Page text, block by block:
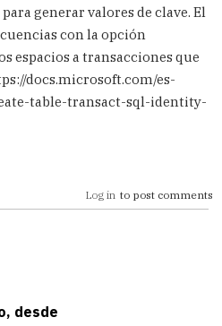
generar valores de clave. El
con la opción
espacios a transacciones que
docs.microsoft.com/es-
table-transact-sql-identity-
Log in to post comments
desde